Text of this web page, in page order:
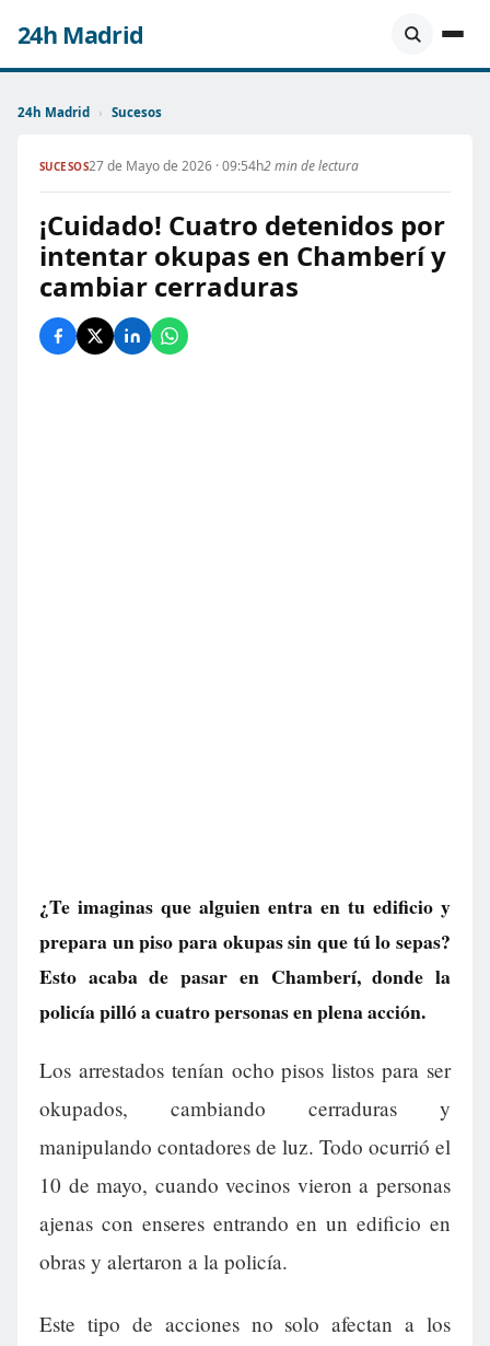
24h Madrid
24h Madrid › Sucesos
SUCESOS27 de Mayo de 2026 · 09:54h2 min de lectura
¡Cuidado! Cuatro detenidos por
intentar okupas en Chamberí y
cambiar cerraduras
¿Te imaginas que alguien entra en tu edificio y
prepara un piso para okupas sin que tú lo sepas?
Esto acaba de pasar en Chamberí, donde la
policía pilló a cuatro personas en plena acción.
Los arrestados tenían ocho pisos listos para ser
okupados, cambiando cerraduras y
manipulando contadores de luz. Todo ocurrió el
10 de mayo, cuando vecinos vieron a personas
ajenas con enseres entrando en un edificio en
obras y alertaron a la policía.
Este tipo de acciones no solo afectan a los